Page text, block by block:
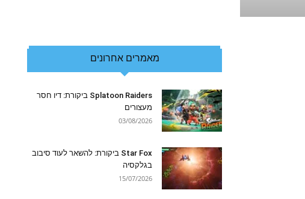
מאמרים אחרונים
Splatoon Raiders ביקורת: דיו חסר
מעצורים
03/08/2026
Star Fox ביקורת: להשאר לעוד סיבוב
בגלקסיה
15/07/2026